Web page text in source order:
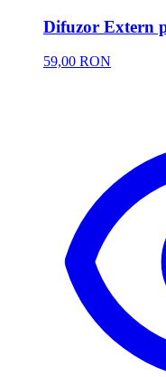
Difuzor Extern
59,00 RON